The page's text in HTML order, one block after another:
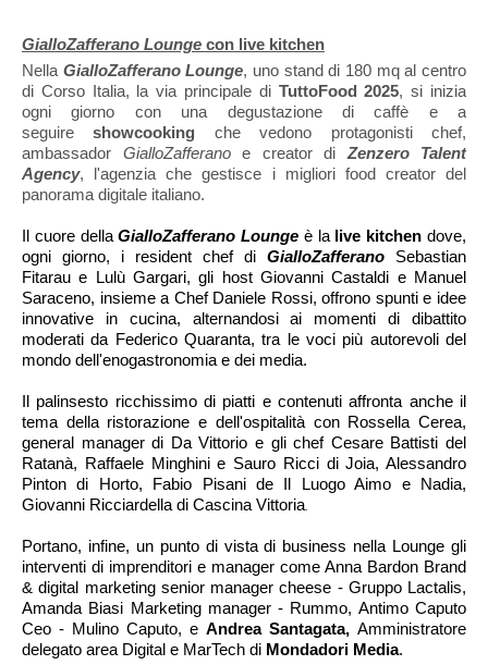
GialloZafferano Lounge con live kitchen
Nella GialloZafferano Lounge, uno stand di 180 mq al centro
di Corso Italia, la via principale di TuttoFood 2025, si inizia
ogni giorno con una degustazione di caffè e a
seguireshowcooking che vedono protagonisti chef,
ambassador GialloZafferanoe creator di Zenzero Talent
Agency, l'agenzia che gestisce i migliori food creator del
panorama digitale italiano.
Il cuore dellaGialloZafferano Lounge è la live kitchen dove,
ogni giorno, i resident chef di GialloZafferano Sebastian
Fitarau e Lulù Gargari, gli host Giovanni Castaldi e Manuel
Saraceno, insieme a Chef Daniele Rossi, offrono spunti e idee
innovative in cucina, alternandosi ai momenti di dibattito
moderati da Federico Quaranta, tra le voci più autorevoli del
mondo dell'enogastronomia e dei media.
Il palinsesto ricchissimo di piatti e contenuti affronta anche il
tema della ristorazione e dell'ospitalità con Rossella Cerea,
general manager di Da Vittorio e gli chef Cesare Battisti del
Ratanà, Raffaele Minghini e Sauro Ricci di Joia, Alessandro
Pinton di Horto, Fabio Pisani de Il Luogo Aimo e Nadia,
Giovanni Ricciardella di Cascina Vittoria.
Portano, infine, un punto di vista di business nella Lounge gli
interventi di imprenditori e manager come Anna Bardon Brand
& digital marketing senior manager cheese - Gruppo Lactalis,
Amanda Biasi Marketing manager - Rummo, Antimo Caputo
Ceo - Mulino Caputo, e Andrea Santagata, Amministratore
delegato area Digital e MarTech di Mondadori Media.